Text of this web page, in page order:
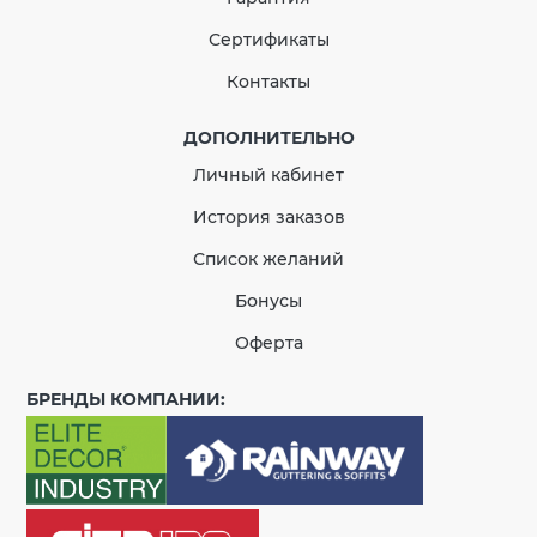
Сертификаты
Контакты
ДОПОЛНИТЕЛЬНО
Личный кабинет
История заказов
Список желаний
Бонусы
Оферта
БРЕНДЫ КОМПАНИИ: